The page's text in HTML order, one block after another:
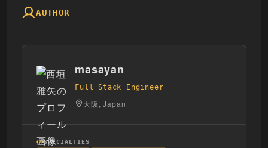
AUTHOR
masayan
Full Stack Engineer
大阪, Japan
SPECIALTIES